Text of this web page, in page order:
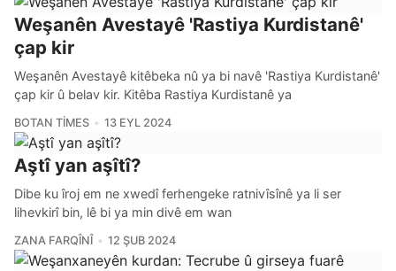
Weşanên Avestayê 'Rastiya Kurdistanê'
çap kir
Weşanên Avestayê kitêbeka nû ya bi navê 'Rastiya Kurdistanê'
çap kir û belav kir. Kitêba Rastiya Kurdistanê ya
BOTAN TIMES 13 EYL 2024
Aştî yan aşîtî?
Dibe ku îroj em ne xwedî ferhengeke ratnivîsînê ya li ser
lihevkirî bin, lê bi ya min divê em wan
ZANA FARQÎNÎ 12 ŞUB 2024